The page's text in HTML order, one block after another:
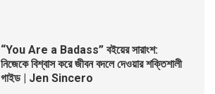
“You Are a Badass” বইয়ের সারাংশ:
নিজেকে বিশ্বাস করে জীবন বদলে দেওয়ার শক্তিশালী
গাইড | Jen Sincero